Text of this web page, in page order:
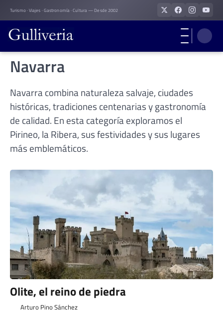
Skip
to
content
Turismo · Viajes · Gastronomía · Cultura — Desde 2002
Navarra
Navarra combina naturaleza salvaje, ciudades
históricas, tradiciones centenarias y gastronomía
de calidad. En esta categoría exploramos el
Pirineo, la Ribera, sus festividades y sus lugares
más emblemáticos.
Olite, el reino de piedra
Arturo Pino Sánchez